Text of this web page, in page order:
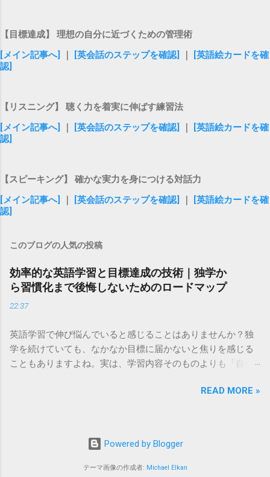
【目標達成】 理想の自分に近づくための管理術
[メイン記事へ]
[英会話のステップを確認]
[英語絵カードを確
認]
【リスニング】 聴く力を着実に伸ばす練習法
[メイン記事へ]
[英会話のステップを確認]
[英語絵カードを確
認]
【スピーキング】 確かな実力を身につける対話力
[メイン記事へ]
[英会話のステップを確認]
[英語絵カードを確
認]
このブログの人気の投稿
効率的な英語学習と目標達成の技術｜独学か
ら習慣化まで後悔しないためのロードマップ
22:37
英語学習で伸び悩んでいると感じることはありませんか？独
学を続けていても、なかなか目標に届かないと焦りを感じる
こともありますよね。実は、学習内容そのものよりも「自分
道かもしれません。 もし「もっと効率よく、確実に力を伸ば
です。ここでは、日々の学習を劇的に変えるための、特にお
すすめの2つの選択肢をご紹介します。 ＞ 効率的に英語力を
高めたい方はこちらから詳細をチェック ＜ ＞ デジタルツー
READ MORE »
Powered by Blogger
テーマ画像の作成者: Michael Elkan